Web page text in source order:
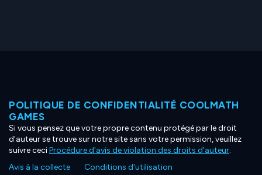
POLITIQUE DE CONFIDENTIALITÉ COOLMATH
GAMES
Si vous pensez que votre propre contenu protégé par le droit
d'auteur se trouve sur notre site sans votre permission, veuillez
suivre ceciProcédure d'avis de violation des droits d'auteur.
Avis à la collecte
Conditions d'utilisation